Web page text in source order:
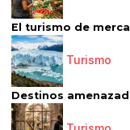
El turismo de
Turismo
Destinos